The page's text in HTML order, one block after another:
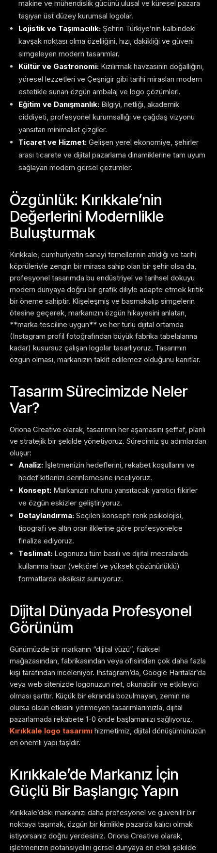
makine ve mühendislik gücünü ulusal ve küresel pazara
taşıyan üst düzey kurumsal logolar.
Lojistik ve Taşımacılık: Şehrin Türkiye’nin kalbindeki
kavşak noktası olma özelliğini, hızı, dakikliği ve güveni
simgeleyen modern tasarımlar.
Kültür ve Gastronomi: Kızılırmak havzasının doğallığını,
yöresel lezzetleri ve Çeşnigir gibi tarihi mirasları modern
estetikle sunan özgün ambalaj ve logo çözümleri.
Eğitim ve Danışmanlık: Bilgiyi, netliği, akademik
ciddiyeti, profesyonel kurumsallığı ve çağdaş vizyonu
yansıtan minimalist çizgiler.
Ticaret ve Hizmet: Gelişen yerel ekonomiye, şehirler
arası ticarete ve dijital pazarlama dinamiklerine tam uyum
sağlayan modern görsel çözümler.
Özgünlük: Kırıkkale’nin
Değerlerini Modernlikle
Buluşturmak
Kırıkkale, cumhuriyetin sanayi temellerinin atıldığı ve tarihi
köprüleriyle zengin bir mirasa sahip olan bir şehir olsa da,
profesyonel tasarımda bu endüstriyel ve tarihsel dokuyu
modern dünyaya doğru bir grafik diliyle adapte etmek kritik
bir öneme sahiptir. Klişeleşmiş ve basmakalıp simgelerin
ötesine geçerek, markanızın özgün hikayesini anlatan,
**marka tesciline uygun** ve her türlü dijital ortamda
(Instagram profil fotoğrafından büyük fabrika tabelalarına
kadar) kusursuz çalışan logolar tasarlıyoruz. Tasarımın
özgün olması, markanızın taklit edilemez olduğunu kanıtlar.
Tasarım Sürecimizde Neler
Var?
Oriona Creative olarak, tasarımın her aşamasını şeffaf, planlı
ve stratejik bir şekilde yönetiyoruz. Sürecimiz şu adımlardan
oluşur:
Analiz: İşletmenizin hedeflerini, rekabet koşullarını ve
hedef kitlenizi derinlemesine inceliyoruz.
Konsept: Markanızın ruhunu yansıtacak yaratıcı fikirler
ve özgün eskizler geliştiriyoruz.
Detaylandırma: Seçilen konsepti renk psikolojisi,
tipografi ve altın oran ilklerine göre profesyonelce
finalize ediyoruz.
Teslimat: Logonuzu tüm basılı ve dijital mecralarda
kullanıma hazır (vektörel ve yüksek çözünürlüklü)
formatlarda eksiksiz sunuyoruz.
Dijital Dünyada Profesyonel
Görünüm
Günümüzde bir markanın “dijital yüzü”, fiziksel
mağazasından, fabrikasından veya ofisinden çok daha fazla
kişi tarafından inceleniyor. Instagram’da, Google Haritalar’da
veya web sitenizde logonuzun net, okunabilir ve etkileyici
olması şarttır. Küçük bir ekranda bozulmayan, zemin ne
olursa olsun etkisini yitirmeyen tasarımlarımızla, dijital
pazarlamada rekabete 1-0 önde başlamanızı sağlıyoruz.
Kırıkkale logo tasarımı hizmetimiz, dijital dönüşümünüzün
en önemli yapı taşıdır.
Kırıkkale’de Markanız İçin
Güçlü Bir Başlangıç Yapın
Kırıkkale’deki markanızı daha profesyonel ve güvenilir bir
noktaya taşımak, özgün bir kimlikle pazarda kalıcı olmak
istiyorsanız doğru yerdesiniz. Oriona Creative olarak,
işletmenizin potansiyelini görsel dünyaya en etkili şekilde